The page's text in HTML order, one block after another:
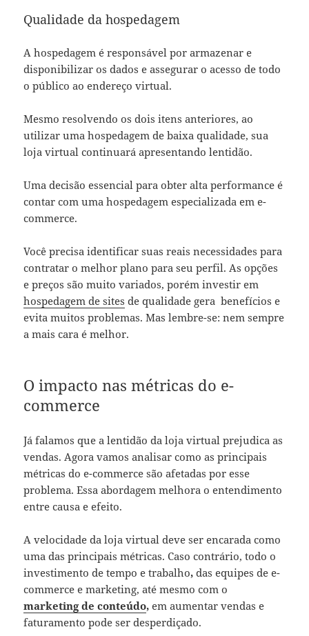
Qualidade da hospedagem
A hospedagem é responsável por armazenar e
disponibilizar os dados e assegurar o acesso de todo
o público ao endereço virtual.
Mesmo resolvendo os dois itens anteriores, ao
utilizar uma hospedagem de baixa qualidade, sua
loja virtual continuará apresentando lentidão.
Uma decisão essencial para obter alta performance é
contar com umahospedagem especializada em e-
commerce.
Você precisa identificar suas reais necessidades para
contratar o melhor plano para seu perfil. As opções
e preços são muito variados, porém investir em
hospedagem de sites de qualidade gera benefícios e
evita muitos problemas. Mas lembre-se: nem sempre
a mais cara é melhor.
O impacto nas métricas do e-
commerce
Já falamos que a lentidão da loja virtual prejudica as
vendas. Agora vamos analisar como as principais
métricas do e-commerce são afetadas por esse
problema. Essa abordagem melhora o entendimento
entre causa e efeito.
A velocidade da loja virtual deve ser encarada como
uma dasprincipais métricas. Caso contrário, todo o
investimento de tempo e trabalho, das equipes de e-
commerce e marketing, até mesmo com o
marketing de conteúdo,em aumentar vendas e
faturamento pode ser desperdiçado.